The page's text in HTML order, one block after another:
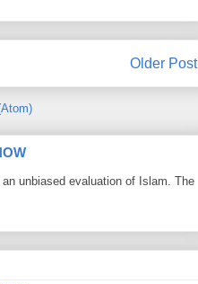
Older Post
unbiased evaluation of Islam. The